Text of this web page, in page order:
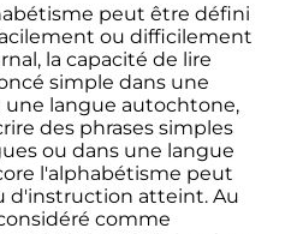
peut être défini
ou difficilement
la capacité de lire
simple dans une
une langue autochtone,
des phrases simples
ou dans une langue
l'alphabétisme peut
d'instruction atteint. Au
comme